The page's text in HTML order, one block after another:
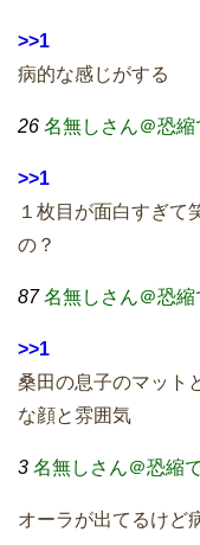
>>1
病的な感じがする
26 名無しさん＠恐縮
>>1
１枚目が面白すぎて
の？
87 名無しさん＠恐縮
>>1
桑田の息子のマット
な顔と雰囲気
3 名無しさん＠恐縮
オーラが出てるけど